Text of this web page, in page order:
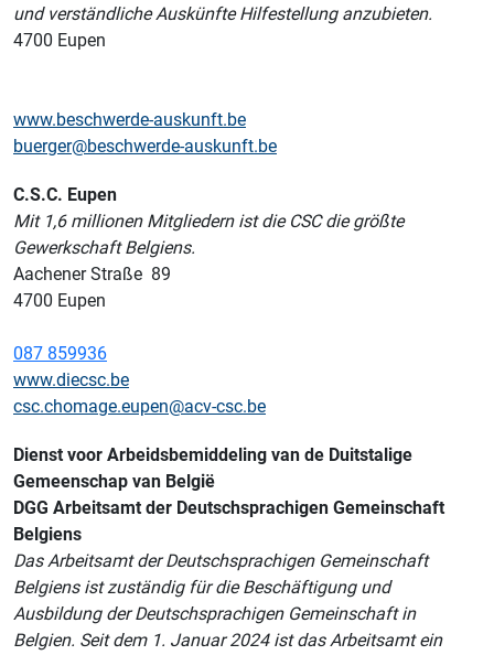
und verständliche Auskünfte Hilfestellung anzubieten.
4700 Eupen
www.beschwerde-auskunft.be
buerger@beschwerde-auskunft.be
C.S.C. Eupen
Mit 1,6 millionen Mitgliedern ist die CSC die größte
Gewerkschaft Belgiens.
Aachener Straße 89
4700 Eupen
087 859936
www.diecsc.be
csc.chomage.eupen@acv-csc.be
Dienst voor Arbeidsbemiddeling van de Duitstalige
Gemeenschap van België
DGG Arbeitsamt der Deutschsprachigen Gemeinschaft
Belgiens
Das Arbeitsamt der Deutschsprachigen Gemeinschaft
Belgiens ist zuständig für die Beschäftigung und
Ausbildung der Deutschsprachigen Gemeinschaft in
Belgien. Seit dem 1. Januar 2024 ist das Arbeitsamt ein